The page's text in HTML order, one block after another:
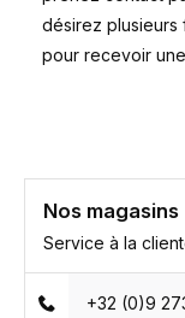
désirez plusieurs
pour recevoir
Nos magasins
Service à la
+32 (0)9